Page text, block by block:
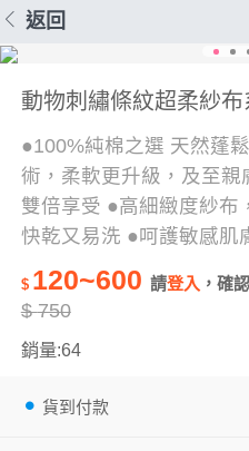
返回
動物刺繡條紋超柔紗布
●100%純棉之選 天然蓬
術，柔軟更升級，及至親
雙倍享受 ●高細緻度紗布
快乾又易洗 ●呵護敏感肌
$ 120~600 請登入 ，確
$750
銷量:64
貨到付款